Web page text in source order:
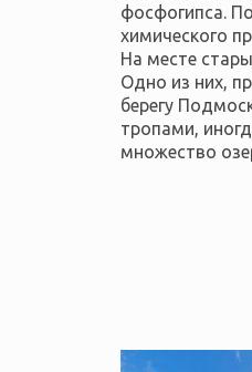
фосфогипса.
химического
На месте
Одно из них,
берегу
тропами,
множество